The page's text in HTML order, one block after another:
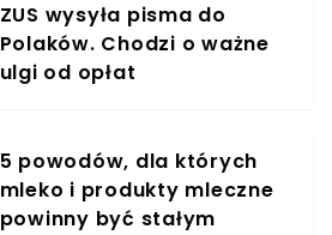
ZUS wysyła pisma do
Polaków. Chodzi o ważne
ulgi od opłat
5 powodów, dla których
mleko i produkty mleczne
powinny być stałym